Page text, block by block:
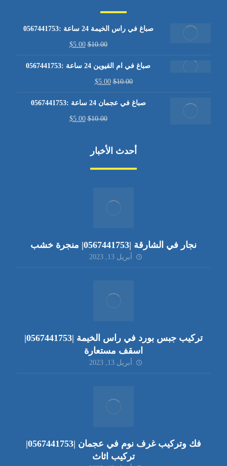
صباغ في راس الخيمة 24 ساعة :0567441753
$10.00
$5.00
صباغ في ام القيوين 24 ساعة :0567441753
$10.00
$5.00
صباغ في عجمان 24 ساعة :0567441753
$10.00
$5.00
أحدث الأخبار
نجار في الشارقة |0567441753| منجرة خشب
أبريل 13, 2023
تركيب جبس بورد في راس الخيمة |0567441753|
اسقف مستعارة
أبريل 13, 2023
فك وتركيب غرف نوم في عجمان |0567441753|
تركيب اثاث